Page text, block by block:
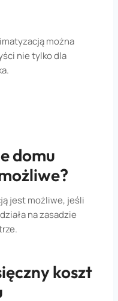
można
nie tylko dla
domu
jest możliwe, jeśli
na zasadzie
koszt